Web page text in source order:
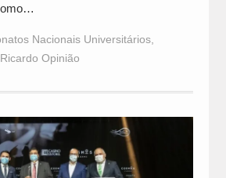
Nacionais Universitários,
Ricardo Opinião